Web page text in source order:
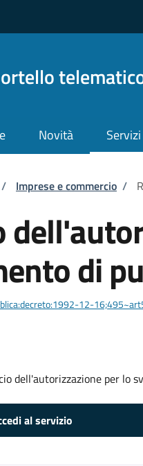
Novità Servizi
di pane
/ Imprese e commercio /
di
12-
dell'autorizzazione per lo
al servizio